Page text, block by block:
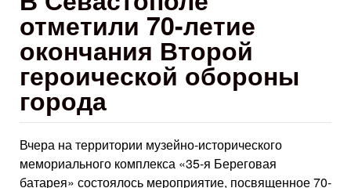
отметили 70-летие
окончания Второй
героической обороны
города
Вчера на территории музейно-исторического
мемориального комплекса «35-я Береговая
батарея» состоялось мероприятие, посвященное 70-